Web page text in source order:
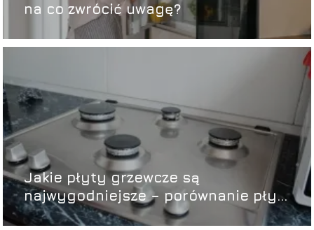
na co zwrócić uwagę?
Jakie płyty grzewcze są
najwygodniejsze – porównanie płyt
indukcyjnych, ceramicznych i